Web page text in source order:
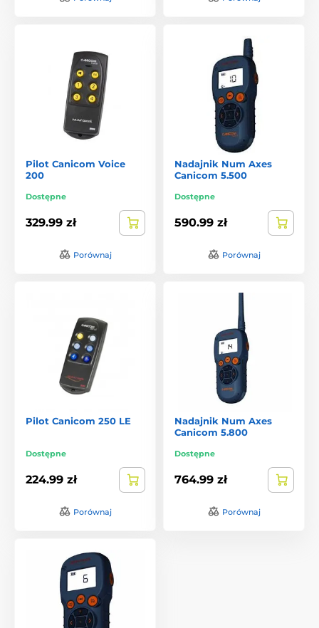
Pilot Canicom Voice
200
Dostępne
329.99 zł
Porównaj
Nadajnik Num Axes
Canicom 5.500
Dostępne
590.99 zł
Porównaj
Pilot Canicom 250 LE
Dostępne
224.99 zł
Porównaj
Nadajnik Num Axes
Canicom 5.800
Dostępne
764.99 zł
Porównaj